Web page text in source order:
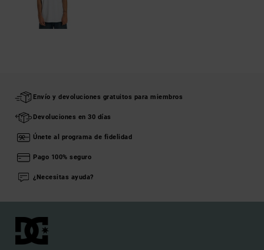
Envío y devoluciones gratuitos para miembros
Devoluciones en 30 días
Únete al programa de fidelidad
Pago 100% seguro
¿Necesitas ayuda?